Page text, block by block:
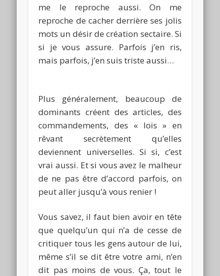
me le reproche aussi. On me
reproche de cacher derrière ses jolis
mots un désir de création sectaire. Si
si je vous assure. Parfois j’en ris,
mais parfois, j’en suis triste aussi…
Plus généralement, beaucoup de
dominants créent des articles, des
commandements, des « lois » en
rêvant secrètement qu’elles
deviennent universelles. Si si, c’est
vrai aussi. Et si vous avez le malheur
de ne pas être d’accord parfois, on
peut aller jusqu’à vous renier !
Vous savez, il faut bien avoir en tête
que quelqu’un qui n’a de cesse de
critiquer tous les gens autour de lui,
même s’il se dit être votre ami, n’en
dit pas moins de vous. Ça, tout le